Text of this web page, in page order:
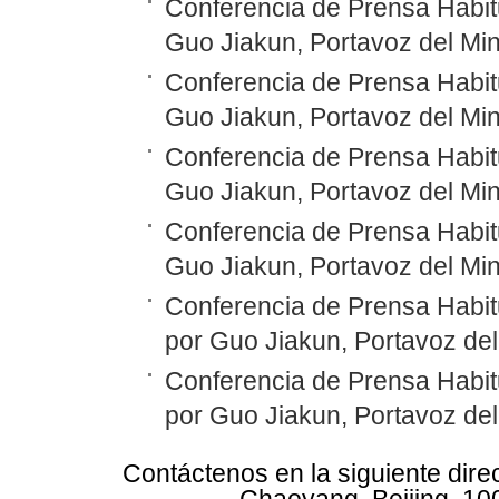
Conferencia de Prensa
Guo Jiakun, Portavoz del
Conferencia de Prensa
Guo Jiakun, Portavoz del
Conferencia de Prensa
Guo Jiakun, Portavoz del
Conferencia de Prensa
Guo Jiakun, Portavoz del
Conferencia de Prensa
por Guo Jiakun, Portavoz
Conferencia de Prensa
por Guo Jiakun, Portavoz
Contáctenos en la siguiente